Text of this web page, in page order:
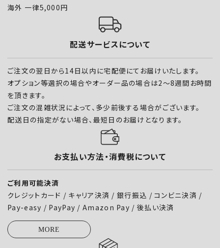
海外 一律5,000円
配送サービスについて
ご注文の翌日から14日以内に宅配便にてお届けいたします。
オプション等選択の場合やオーダー品の場合は2～8週間お時間
を頂きます。
ご注文の混雑状況によって、多少前後する場合がございます。
配送日の指定がない場合、最短日のお届けとなります。
お支払い方法・消費税について
ご利用可能決済
クレジットカード / キャリア決済 / 銀行振込 / コンビニ決済 /
Pay-easy / PayPay / Amazon Pay / 後払い決済
MORE